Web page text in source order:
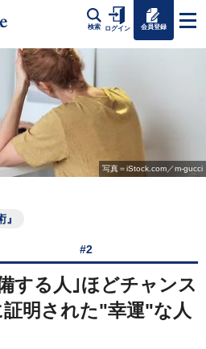
検索 ログイン 会員登録
写真＝iStock.com／m-gucci
#2
する人｣ほどチャンス
明された"幸運"な人